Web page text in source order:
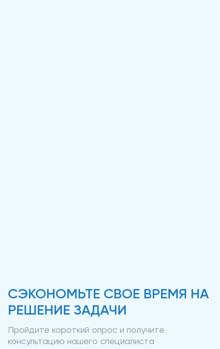
СЭКОНОМЬТЕ СВОЕ ВРЕМЯ НА
РЕШЕНИЕ ЗАДАЧИ
Пройдите короткий опрос и получите
консультацию нашего специалиста